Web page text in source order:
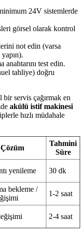
24V sistemlerde
görsel olarak kontrol
not edin (varsa
anahtarını test edin.
tahliye) doğru
servis çağırmak en
akülü istif makinesi
hızlı müdahale
Çözüm
Tahmini
Süre
yenileme 30 dk
bekleme /
1-2 saat
2-4 saat